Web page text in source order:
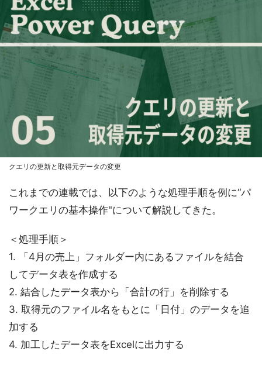
クエリの更新と取得元データの変更
これまでの連載では、以下のような処理手順を例に“パ
ワークエリの基本操作"について解説してきた。
＜処理手順＞
1. 「4月の売上」フォルダー内にあるファイルを結合
してデータ表を作成する
2. 結合したデータ表から「合計の行」を削除する
3. 取得元のファイル名をもとに「日付」のデータを追
加する
4. 加工したデータ表をExcelに出力する